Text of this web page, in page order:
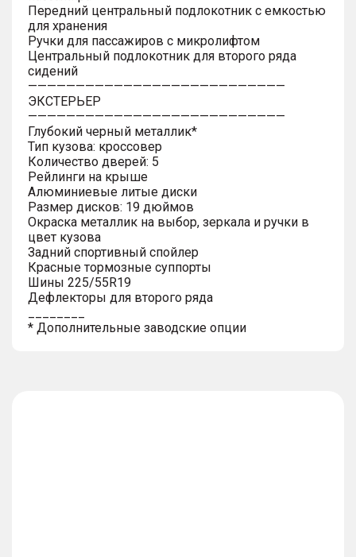
Передний центральный подлокотник с емкостью
для хранения
Ручки для пассажиров с микролифтом
Центральный подлокотник для второго ряда
сидений
———————————————————————————
ЭКСТЕРЬЕР
———————————————————————————
Глубокий черный металлик*
Тип кузова: кроссовер
Количество дверей: 5
Рейлинги на крыше
Алюминиевые литые диски
Размер дисков: 19 дюймов
Окраска металлик на выбор, зеркала и ручки в
цвет кузова
Задний спортивный спойлер
Красные тормозные суппорты
Шины 225/55R19
Дефлекторы для второго ряда
* Дополнительные заводские опции